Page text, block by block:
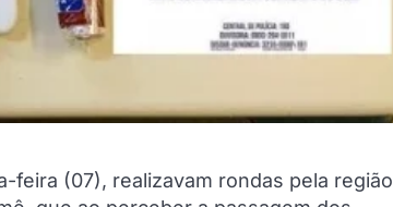
feira (07), realizavam rondas pela região